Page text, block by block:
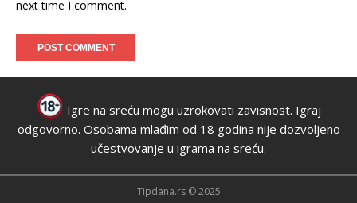
next time I comment.
Igre na sreću mogu uzrokovati zavisnost. Igraj
odgovorno. Osobama mlađim od 18 godina nije dozvoljeno
učestvovanje u igrama na sreću.
Tipdana.rs © 2025